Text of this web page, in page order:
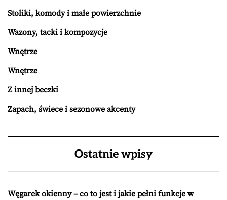
Stoliki, komody i małe powierzchnie
Wazony, tacki i kompozycje
Wnętrze
Wnętrze
Z innej beczki
Zapach, świece i sezonowe akcenty
Ostatnie wpisy
Węgarek okienny – co to jest i jakie pełni funkcje w